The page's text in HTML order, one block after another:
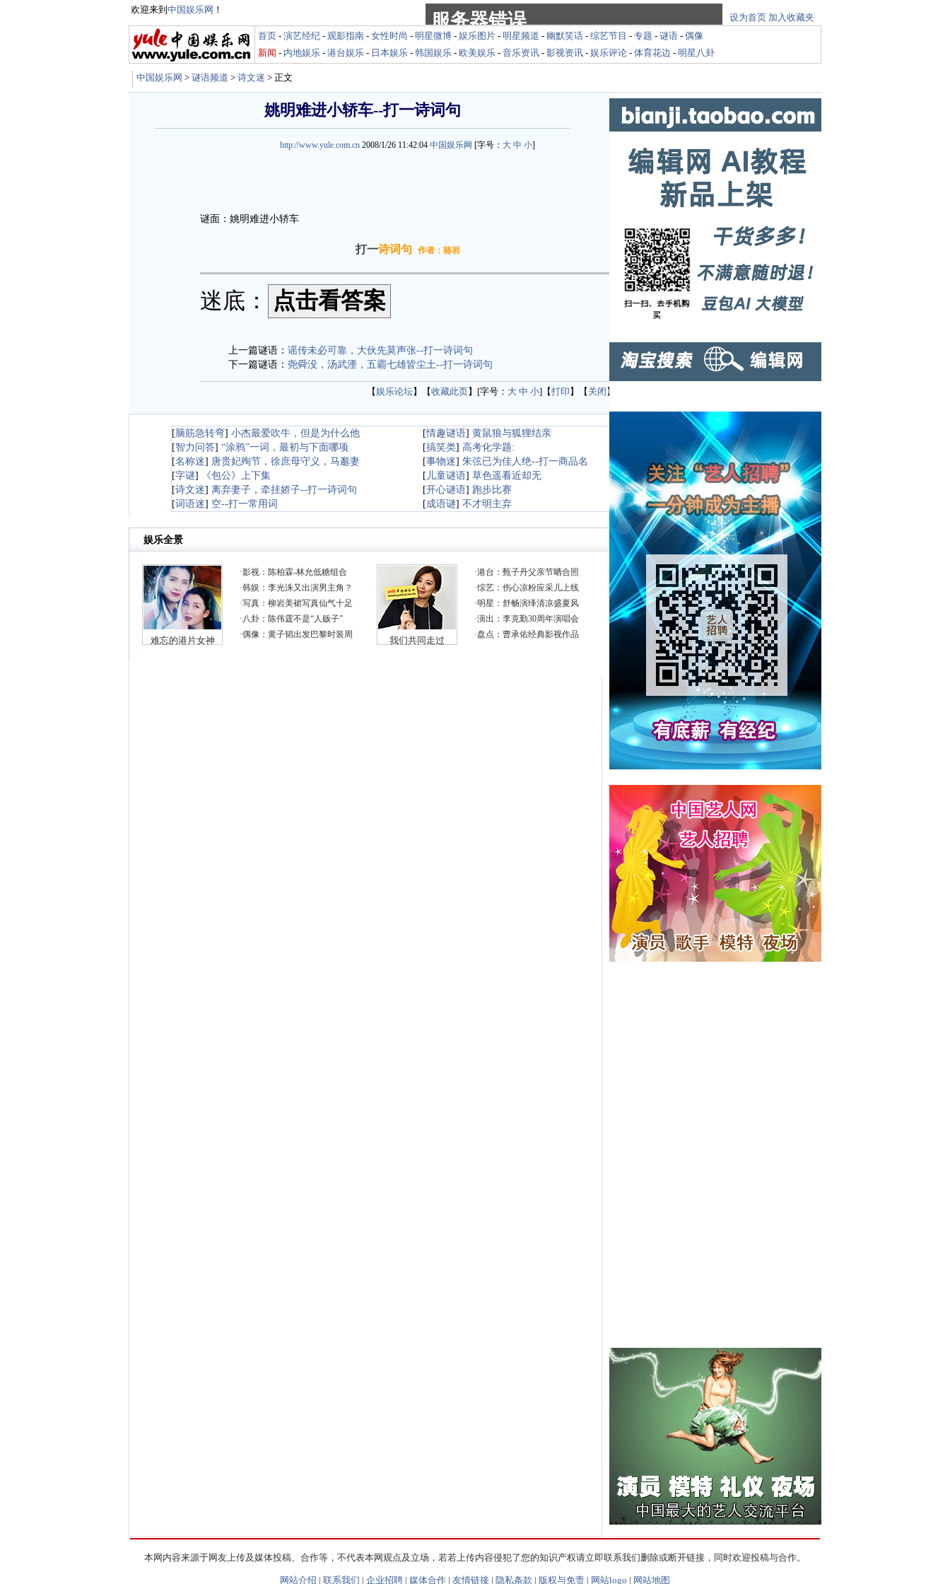
欢迎来到 中国娱乐网 ！
设为首页 加入收藏夹
首页 - 演艺经纪 - 观影指南 - 女性时尚 - 明星微博 - 娱乐图片 - 明星频道 - 幽默笑话 - 综艺节目 - 专题 - 谜语 - 偶像
新闻 - 内地娱乐 - 港台娱乐 - 日本娱乐 - 韩国娱乐 - 欧美娱乐 - 音乐资讯 - 影视资讯 - 娱乐评论 - 体育花边 - 明星八卦
中国娱乐网 > 谜语频道 > 诗文迷 > 正文
姚明难进小轿车--打一诗词句
http://www.yule.com.cn 2008/1/26 11:42:04 中国娱乐网 [字号： 大 中 小]
谜面：姚明难进小轿车
打一诗词句 作者：骆岩
迷底：
上一篇谜语： 谣传未必可靠，大伙先莫声张--打一诗词句
下一篇谜语： 尧舜没，汤武湮，五霸七雄皆尘土--打一诗词句
【娱乐论坛】【收藏此页】[字号： 大 中 小]【打印 】【 关闭 】
[脑筋急转弯] 小杰最爱吹牛，但是为什么他 [情趣谜语] 黄鼠狼与狐狸结亲
[智力问答] “涂鸦”一词，最初与下面哪项 [搞笑类] 高考化学题:
[名称迷] 唐贵妃殉节，徐庶母守义，马邈妻 [事物迷] 朱弦已为佳人绝--打一商品名
[字谜] 《包公》上下集 [ 儿童谜语] 草色遥看近却无
[诗文迷] 离弃妻子，牵挂娇子--打一诗词句 [开心谜语] 跑步比赛
[词语迷] 空--打一常用词 [成语谜] 不才明主弃
本网内容来源于网友上传及媒体投稿、合作等，不代表本网观点及立场，若若上传内容侵犯了您的知识产权请立即联系我们删除或断开链接，同时欢迎投稿与合作。
网站介绍 | 联系我们 | 企业招聘 | 媒体合作 | 友情链接 | 隐私条款 | 版权与免责 | 网站logo | 网站地图